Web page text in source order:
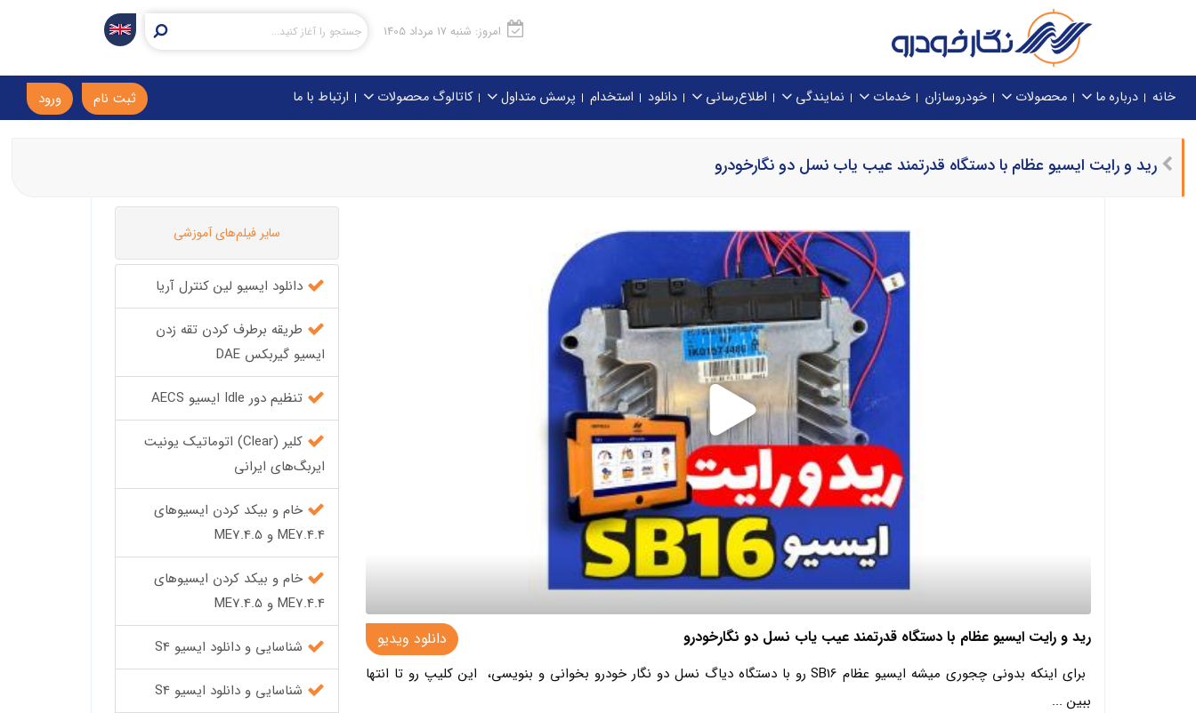
امروز: شنبه 17 مرداد 1405
ورود ثبت نام خانه درباره ما محصولات خودروسازان خدمات نمایندگی اطلاع‌رسانی دانلود استخدام پرسش متداول کاتالوگ محصولات ارتباط با ما
رید و رایت ایسیو عظام با دستگاه قدرتمند عیب یاب نسل دو نگارخودرو
دانلود ویدیو رید و رایت ایسیو عظام با دستگاه قدرتمند عیب یاب نسل دو نگارخودرو
برای اینکه بدونی چجوری میشه ایسیو عظام SB16 رو با دستگاه دیاگ نسل دو نگار خودرو بخوانی و بنویسی، این کلیپ رو تا انتها
ببین ...
سایر فیلم‌های آموزشی
دانلود ایسیو لین کنترل آریا
طریقه برطرف کردن تقه زدن
ایسیو گیربکس DAE
تنظیم دور Idle ایسیو AECS
کلیر (Clear) اتوماتیک یونیت
ایربگ‌های ایرانی
خام و بیکد کردن ایسیوهای
ME7.4.4 و ME7.4.5
خام و بیکد کردن ایسیوهای
ME7.4.4 و ME7.4.5
شناسایی و دانلود ایسیو S4
شناسایی و دانلود ایسیو S4